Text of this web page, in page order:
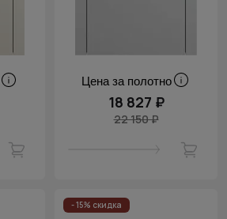
Цена за полотно
18 827 ₽
22 150 ₽
- 15% скидка